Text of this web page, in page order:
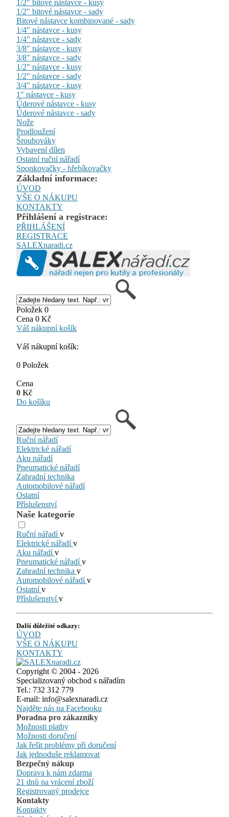
1/2" bitové nástavce - kusy
1/2" bitové nástavce - sady
Bitové nástavce kombinované - sady
1/4" nástavce - kusy
1/4" nástavce - sady
3/8" nástavce - kusy
3/8" nástavce - sady
1/2" nástavce - kusy
1/2" nástavce - sady
3/4" nástavce - kusy
1" nástavce - kusy
Úderové nástavce - kusy
Úderové nástavce - sady
Nože
Prodloužení
Šroubováky
Vybavení dílen
Ostatní ruční nářadí
Sponkovačky - hřebíkovačky
Základní informace:
ÚVOD
VŠE O NÁKUPU
KONTAKTY
Přihlášení a registrace:
PŘIHLÁŠENÍ
REGISTRACE
SALEXnaradi.cz
Položek 0
Cena 0 Kč
Váš nákupní košík
Váš nákupní košík:
0 Položek
Cena
0 Kč
Do košíku
Ruční nářadí
Elektrické nářadí
Aku nářadí
Pneumatické nářadí
Zahradní technika
Automobilové nářadí
Ostatní
Příslušenství
Naše kategorie
Ruční nářadív
Elektrické nářadív
Aku nářadív
Pneumatické nářadív
Zahradní technika v
Automobilové nářadív
Ostatnív
Příslušenstvív
Další důležité odkazy:
ÚVOD
VŠE O NÁKUPU
KONTAKTY
Copyright © 2004 - 2026
Specializovaný obchod s nářadím
Tel.: 732 312 779
E-mail: info@salexnaradi.cz
Najděte nás na Facebooku
Poradna pro zákazníky
Možnosti platby
Možnosti doručení
Jak řešit problémy při doručení
Jak jednoduše reklamovat
Bezpečný nákup
Doprava k nám zdarma
21 dnů na vrácení zboží
Registrovaný prodejce
Kontakty
Kontakty